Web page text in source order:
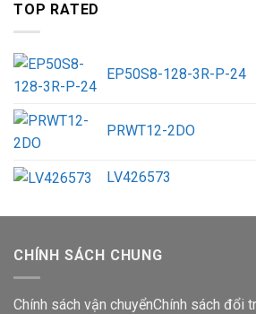
TOP RATED
EP50S8-128-3R-P-24
PRWT12-2DO
LV426573
CHÍNH SÁCH CHUNG
Chính sách vận chuyểnChính sách đổi